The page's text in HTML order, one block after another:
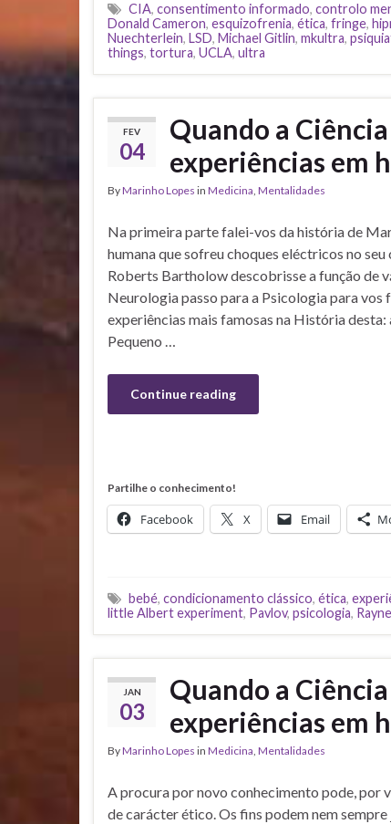
CIA, consentimento informado, controlo
Donald Cameron, esquizofrenia, ética, fringe,
Nuechterlein, LSD, Michael Gitlin, mkultra,
things, tortura, UCLA, ultra
FEV
04
Quando a
experiências em
ByMarinho Lopes in Medicina, Mentalidades
Na primeira parte falei-vos da história de
humana que sofreu choques eléctricos no
Roberts Bartholow descobrisse a função de
Neurologia passo para a Psicologia para vos
experiências mais famosas na História desta:
Pequeno …
Continue reading
Partilhe o conhecimento!
Facebook X Email
bebé, condicionamento clássico, ética,
little Albert experiment, Pavlov, psicologia,
JAN
03
Quando a
experiências em
ByMarinho Lopes in Medicina, Mentalidades
A procura por novo conhecimento pode, por
de carácter ético. Os fins podem nem